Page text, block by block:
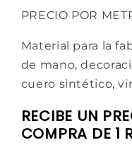
PRECIO POR
Material para la
de mano,
cuero sintético,
RECIBE UN
COMPRA DE 1